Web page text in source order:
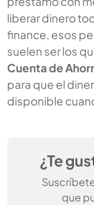
liberar dinero
finance, esos
suelen ser los
Cuenta de
para que el
disponible
¿Te
que